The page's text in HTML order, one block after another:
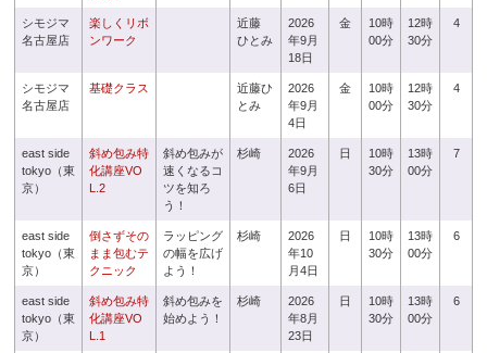
シモジマ
名古屋店
楽しくリボ
ンワーク
近藤
ひとみ
2026
年9月
18日
金
10時
00分
12時
30分
4
シモジマ
名古屋店
基礎クラス
近藤ひ
とみ
2026
年9月
4日
金
10時
00分
12時
30分
4
east side
tokyo（東
京）
斜め包み特
化講座VO
L.2
斜め包みが
速くなるコ
ツを知ろ
う！
杉崎
2026
年9月
6日
日
10時
30分
13時
00分
7
east side
tokyo（東
京）
倒さずその
まま包むテ
クニック
ラッピング
の幅を広げ
よう！
杉崎
2026
年10
月4日
日
10時
30分
13時
00分
6
east side
tokyo（東
京）
斜め包み特
化講座VO
L.1
斜め包みを
始めよう！
杉崎
2026
年8月
23日
日
10時
30分
13時
00分
6